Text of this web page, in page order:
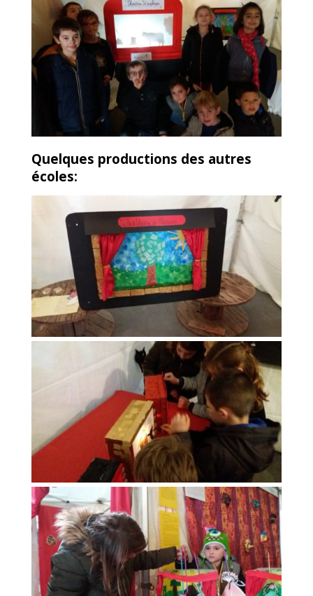
Quelques productions des autres
écoles: